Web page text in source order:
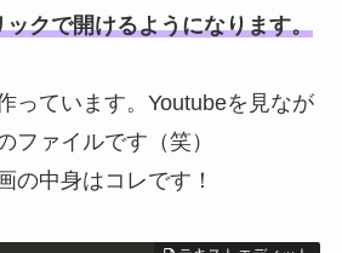
クで開けるようになります。
っています。Youtubeを見なが
ファイルです（笑）
の中身はコレです！